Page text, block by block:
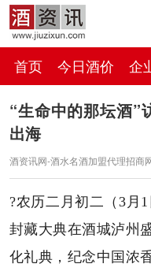
首页 今日酒价 企
百科
“生命中的那坛酒”
出海
酒资讯网-酒水名酒加盟代理招商
?农历二月初二（3月
封藏大典在酒城泸州
化礼典，纪念中国浓